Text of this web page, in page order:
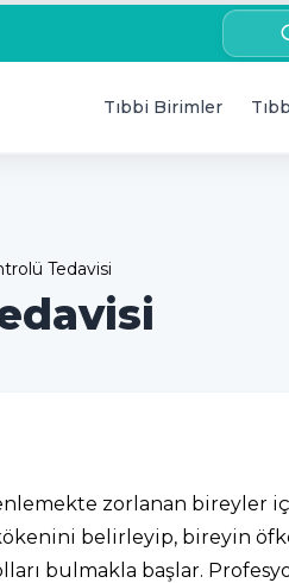
Tıbbi Birimler
Tedavisi
zorlanan bireyler
belirleyip, bireyin
bulmakla başlar.